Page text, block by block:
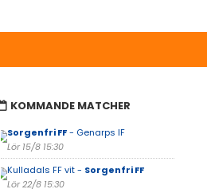
KOMMANDE MATCHER
Sorgenfri FF- Genarps IF
Lör 15/8 15:30
Kulladals FF vit - Sorgenfri FF
Lör 22/8 15:30